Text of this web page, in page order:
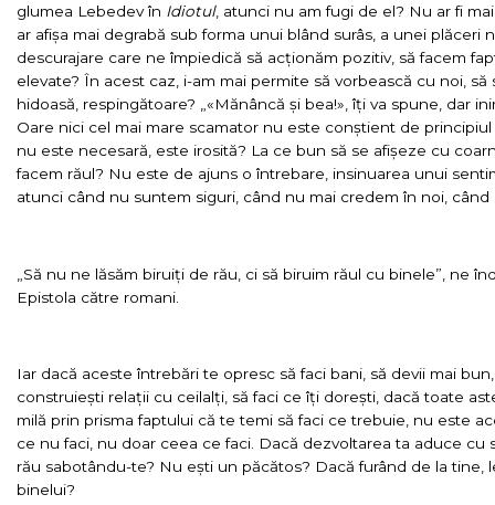
glumea Lebedev în Idiotul, atunci nu am fugi de el? Nu ar fi
ar afișa mai degrabă sub forma unui blând surâs, a unei plăceri
descurajare care ne împiedică să acționăm pozitiv, să facem
elevate? În acest caz, i-am mai permite să vorbească cu noi,
hidoasă, respingătoare? „«Mănâncă și bea!», îți va spune, dar
Oare nici cel mai mare scamator nu este conștient de
nu este necesară, este irosită? La ce bun să se afișeze cu
facem răul? Nu este de ajuns o întrebare, insinuarea unui
atunci când nu suntem siguri, când nu mai credem în noi, când
„Să nu ne lăsăm biruiți de rău, ci să biruim răul cu binele”, ne
Epistola către romani.
Iar dacă aceste întrebări te opresc să faci bani, să devii mai
construiești relații cu ceilalți, să faci ce îți dorești, dacă toate
milă prin prisma faptului că te temi să faci ce trebuie, nu este
ce nu faci, nu doar ceea ce faci. Dacă dezvoltarea ta aduce
rău sabotându-te? Nu ești un păcătos? Dacă furând de la tine,
binelui?